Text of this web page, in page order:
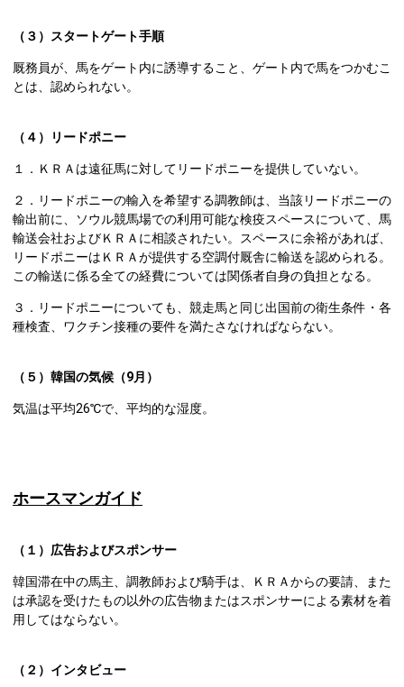
（３）スタートゲート手順
厩務員が、馬をゲート内に誘導すること、ゲート内で馬をつかむこ
とは、認められない。
（４）リードポニー
１．ＫＲＡは遠征馬に対してリードポニーを提供していない。
２．リードポニーの輸入を希望する調教師は、当該リードポニーの
輸出前に、ソウル競馬場での利用可能な検疫スペースについて、馬
輸送会社およびＫＲＡに相談されたい。スペースに余裕があれば、
リードポニーはＫＲＡが提供する空調付厩舎に輸送を認められる。
この輸送に係る全ての経費については関係者自身の負担となる。
３．リードポニーについても、競走馬と同じ出国前の衛生条件・各
種検査、ワクチン接種の要件を満たさなければならない。
（５）韓国の気候（9月）
気温は平均26℃で、平均的な湿度。
ホースマンガイド
（１）広告およびスポンサー
韓国滞在中の馬主、調教師および騎手は、ＫＲＡからの要請、また
は承認を受けたもの以外の広告物またはスポンサーによる素材を着
用してはならない。
（２）インタビュー